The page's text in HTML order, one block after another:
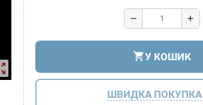
remove add
shopping_cartУ КОШИК
ШВИДКА ПОКУПКА